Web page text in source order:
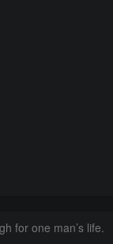
for one man’s life.